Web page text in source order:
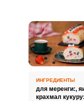
ИНГРЕДИЕНТЫ
для меренги:,
крахмал